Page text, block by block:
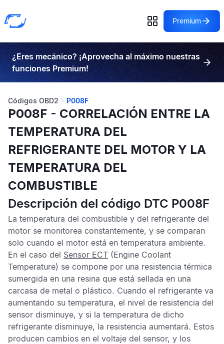
Premium
¿Eres mecánico? ¡Aprovecha al máximo nuestras
funciones Premium!
Códigos OBD2 P008F
P008F - CORRELACIÓN ENTRE LA
TEMPERATURA DEL
REFRIGERANTE DEL MOTOR Y LA
TEMPERATURA DEL
COMBUSTIBLE
Descripción del código DTC P008F
La temperatura del combustible y del refrigerante del
motor se monitorea constantemente, y se comparan
solo cuando el motor está en temperatura ambiente.
En el caso del Sensor ECT (Engine Coolant
Temperature) se compone por una resistencia térmica
sumergida en una resina que está sellada en una
carcasa de metal o plástico. Cuando el refrigerante va
aumentando su temperatura, el nivel de resistencia del
sensor disminuye, y si la temperatura de dicho
refrigerante disminuye, la resistencia aumentará. Estos
producen cambios en el voltaje del sensor, y los